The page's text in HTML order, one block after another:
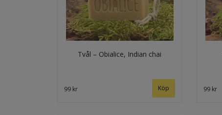
Tvål – Obialice, Indian chai
99 kr 99 kr